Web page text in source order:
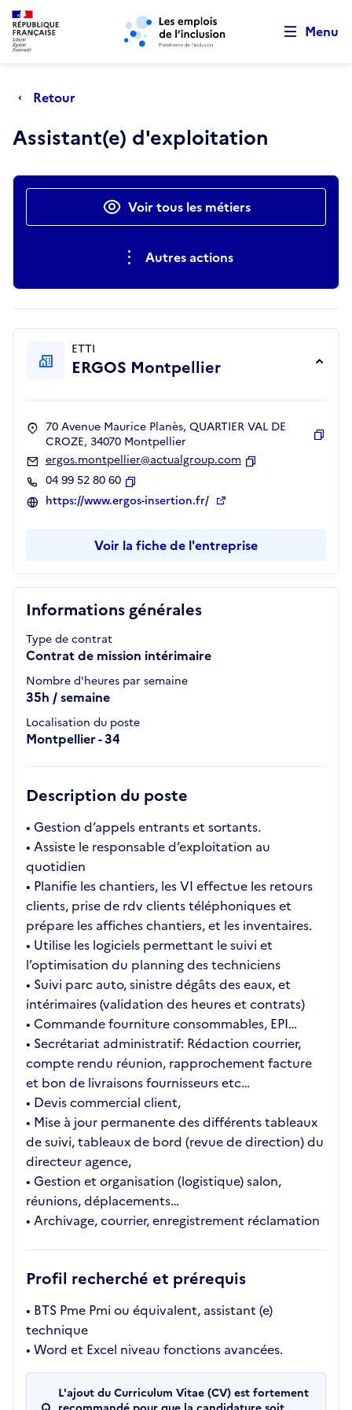
Aller au menu principal Aller au contenu principal
Menu
Retour
Assistant(e) d'exploitation
Actions rapidesVoir tous les métiers
Autres actions
Informations générales
Type de contrat
Contrat de mission intérimaire
Nombre d'heures par semaine
35h / semaine
Localisation du poste
Montpellier - 34
Description du poste
• Gestion d’appels entrants et sortants.
• Assiste le responsable d’exploitation au
quotidien
• Planifie les chantiers, les VI effectue les retours
clients, prise de rdv clients téléphoniques et
prépare les affiches chantiers, et les inventaires.
• Utilise les logiciels permettant le suivi et
l’optimisation du planning des techniciens
• Suivi parc auto, sinistre dégâts des eaux, et
intérimaires (validation des heures et contrats)
• Commande fourniture consommables, EPI…
• Secrétariat administratif: Rédaction courrier,
compte rendu réunion, rapprochement facture
et bon de livraisons fournisseurs etc…
• Devis commercial client,
• Mise à jour permanente des différents tableaux
de suivi, tableaux de bord (revue de direction) du
directeur agence,
• Gestion et organisation (logistique) salon,
réunions, déplacements…
• Archivage, courrier, enregistrement réclamation
Profil recherché et prérequis
• BTS Pme Pmi ou équivalent, assistant (e)
technique
• Word et Excel niveau fonctions avancées.
L'ajout du Curriculum Vitae (CV) est fortement
ETTI
ERGOS Montpellier
70 Avenue Maurice Planès, QUARTIER VAL DE
CROZE, 34070 Montpellier
ergos.montpellier@actualgroup.com
04 99 52 80 60
Copier
https://www.ergos-insertion.fr/
Voir la fiche de l'entreprise
Retour au début de la page
Panneau de gestion des cookies